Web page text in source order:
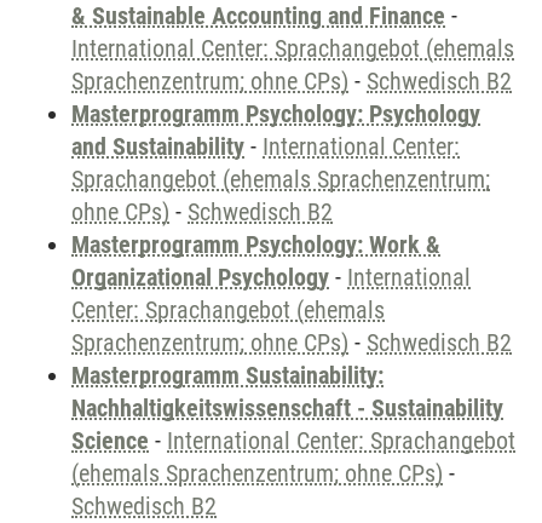
& Sustainable Accounting and Finance -
International Center: Sprachangebot (ehemals
Sprachenzentrum; ohne CPs) - Schwedisch B2
Masterprogramm Psychology: Psychology
and Sustainability - International Center:
Sprachangebot (ehemals Sprachenzentrum;
ohne CPs) - Schwedisch B2
Masterprogramm Psychology: Work &
Organizational Psychology - International
Center: Sprachangebot (ehemals
Sprachenzentrum; ohne CPs) - Schwedisch B2
Masterprogramm Sustainability:
Nachhaltigkeitswissenschaft - Sustainability
Science - International Center: Sprachangebot
(ehemals Sprachenzentrum; ohne CPs) -
Schwedisch B2